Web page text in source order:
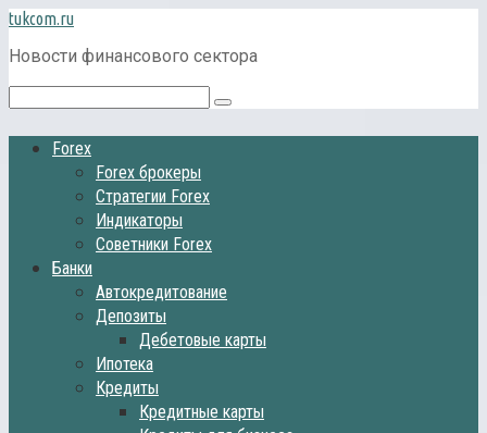
Перейти
к
контенту
tukcom.ru
Новости финансового сектора
Поиск:
Forex
Forex брокеры
Стратегии Forex
Индикаторы
Советники Forex
Банки
Автокредитование
Депозиты
Дебетовые карты
Ипотека
Кредиты
Кредитные карты